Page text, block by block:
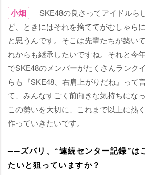
小畑
SKE48の良さってアイドルら
ど、ときにはそれを捨ててがむしゃら
と思うんです。そこは先輩たちが築い
れからも継承したいですね。それと今
でSKE48のメンバーがたくさんランク
らも『SKE48、右肩上がりだね』って
て、みんなすごく前向きな気持ちにな
この勢いを大切に、これまで以上に熱
作っていきたいです。
──ズバリ、“連続センター記録”は
たいと狙っていますか？